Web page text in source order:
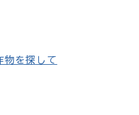
物を探して